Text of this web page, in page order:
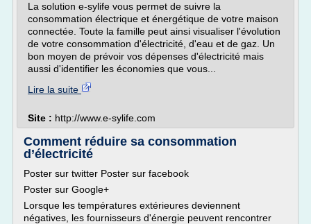
La solution e-sylife vous permet de suivre la
consommation électrique et énergétique de votre maison
connectée. Toute la famille peut ainsi visualiser l'évolution
de votre consommation d'électricité, d'eau et de gaz. Un
bon moyen de prévoir vos dépenses d'électricité mais
aussi d'identifier les économies que vous...
Lire la suite
Site : http://www.e-sylife.com
Comment réduire sa consommation
d’électricité
Poster sur twitter Poster sur facebook
Poster sur Google+
Lorsque les températures extérieures deviennent
négatives, les fournisseurs d'énergie peuvent rencontrer